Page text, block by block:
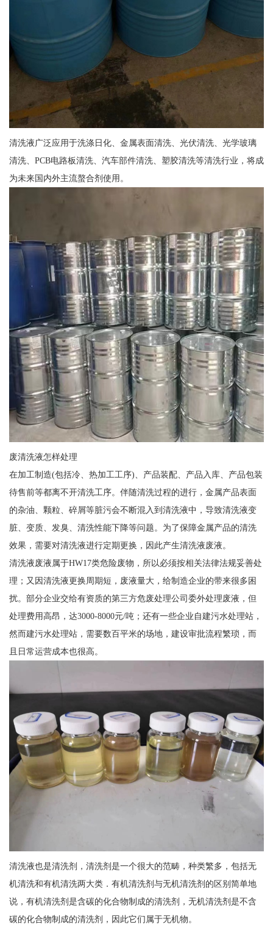
清洗液广泛应用于洗涤日化、金属表面清洗、光伏清洗、光学玻璃
清洗、PCB电路板清洗、汽车部件清洗、塑胶清洗等清洗行业，将成
为未来国内外主流螯合剂使用。
废清洗液怎样处理
在加工制造(包括冷、热加工工序)、产品装配、产品入库、产品包装
待售前等都离不开清洗工序。伴随清洗过程的进行，金属产品表面
的杂油、颗粒、碎屑等脏污会不断混入到清洗液中，导致清洗液变
脏、变质、发臭、清洗性能下降等问题。为了保障金属产品的清洗
效果，需要对清洗液进行定期更换，因此产生清洗液废液。
清洗液废液属于HW17类危险废物，所以必须按相关法律法规妥善处
理；又因清洗液更换周期短，废液量大，给制造企业的带来很多困
扰。部分企业交给有资质的第三方危废处理公司委外处理废液，但
处理费用高昂，达3000-8000元/吨；还有一些企业自建污水处理站，
然而建污水处理站，需要数百平米的场地，建设审批流程繁琐，而
且日常运营成本也很高。
清洗液也是清洗剂，清洗剂是一个很大的范畴，种类繁多，包括无
机清洗和有机清洗两大类．有机清洗剂与无机清洗剂的区别简单地
说，有机清洗剂是含碳的化合物制成的清洗剂，无机清洗剂是不含
碳的化合物制成的清洗剂，因此它们属于无机物。